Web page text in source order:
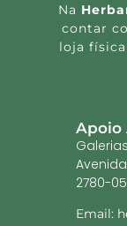
Na
contar
loja
Apoio
2780-
Email: